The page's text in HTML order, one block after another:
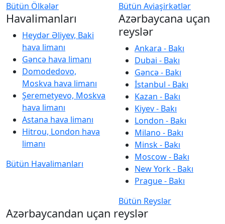
Bütün Ölkələr
Bütün Aviaşirkətlər
Havalimanları
Heydər Əliyev, Baki
hava limanı
Gəncə hava limanı
Domodedovo,
Moskva hava limanı
Şeremetyevo, Moskva
hava limanı
Astana hava limanı
Hitrou, London hava
limanı
Bütün Havalimanları
Azərbaycana uçan
reyslər
Ankara - Bakı
Dubai - Bakı
Gəncə - Bakı
İstanbul - Bakı
Kazan - Bakı
Kiyev - Bakı
London - Bakı
Milano - Bakı
Minsk - Bakı
Moscow - Bakı
New York - Bakı
Prague - Bakı
Bütün Reyslər
Azərbaycandan uçan reyslər